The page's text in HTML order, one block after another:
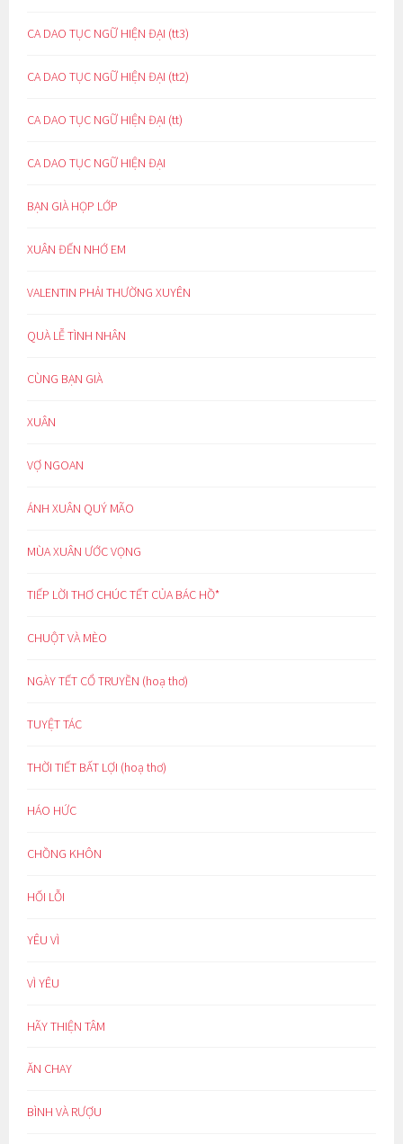
CA DAO TỤC NGỮ HIỆN ĐẠI (tt3)
CA DAO TỤC NGỮ HIỆN ĐẠI (tt2)
CA DAO TỤC NGỮ HIỆN ĐẠI (tt)
CA DAO TỤC NGỮ HIỆN ĐẠI
BẠN GIÀ HỌP LỚP
XUÂN ĐẾN NHỚ EM
VALENTIN PHẢI THƯỜNG XUYÊN
QUÀ LỄ TÌNH NHÂN
CÙNG BẠN GIÀ
XUÂN
VỢ NGOAN
ÁNH XUÂN QUÝ MÃO
MÙA XUÂN ƯỚC VỌNG
TIẾP LỜI THƠ CHÚC TẾT CỦA BÁC HỒ*
CHUỘT VÀ MÈO
NGÀY TẾT CỔ TRUYỀN (hoạ thơ)
TUYỆT TÁC
THỜI TIẾT BẤT LỢI (hoạ thơ)
HÁO HỨC
CHỒNG KHÔN
HỐI LỖI
YÊU VÌ
VÌ YÊU
HÃY THIỆN TÂM
ĂN CHAY
BÌNH VÀ RƯỢU